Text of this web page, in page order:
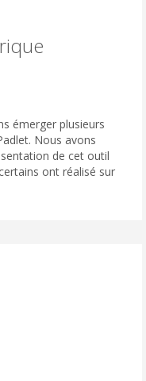
émerger plusieurs
Nous avons
de cet outil
ont réalisé sur